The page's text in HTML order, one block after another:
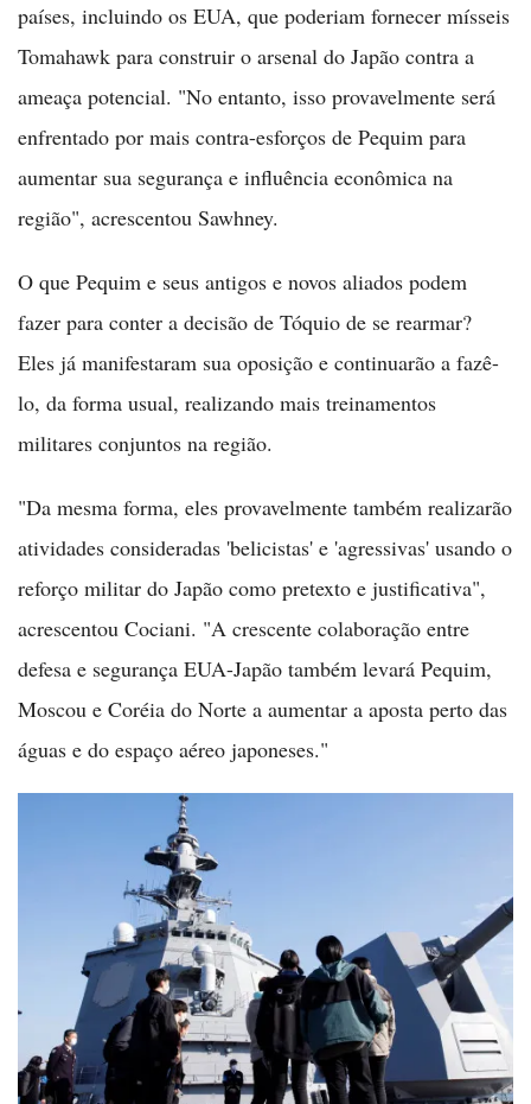
países, incluindo os EUA, que poderiam fornecer mísseis
Tomahawk para construir o arsenal do Japão contra a
ameaça potencial. "No entanto, isso provavelmente será
enfrentado por mais contra-esforços de Pequim para
aumentar sua segurança e influência econômica na
região", acrescentou Sawhney.
O que Pequim e seus antigos e novos aliados podem
fazer para conter a decisão de Tóquio de se rearmar?
Eles já manifestaram sua oposição e continuarão a fazê-
lo, da forma usual, realizando mais treinamentos
militares conjuntos na região.
"Da mesma forma, eles provavelmente também realizarão
atividades consideradas 'belicistas' e 'agressivas' usando o
reforço militar do Japão como pretexto e justificativa",
acrescentou Cociani. "A crescente colaboração entre
defesa e segurança EUA-Japão também levará Pequim,
Moscou e Coréia do Norte a aumentar a aposta perto das
águas e do espaço aéreo japoneses."